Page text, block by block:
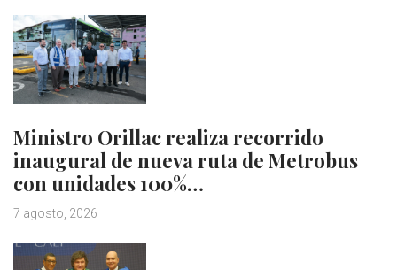
Ministro Orillac realiza recorrido
inaugural de nueva ruta de Metrobus
con unidades 100%…
7 agosto, 2026